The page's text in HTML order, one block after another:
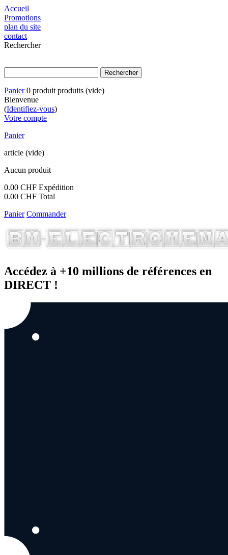
Accueil
Promotions
plan du site
contact
Rechercher
Panier 0 produit produits (vide)
Bienvenue
(Identifiez-vous)
Votre compte
Panier
article (vide)
Aucun produit
0.00 CHF Expédition
0.00 CHF Total
Panier Commander
Accédez à +10 millions de références en
DIRECT !